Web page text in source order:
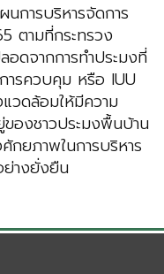
การบริหารจัดการ
ตามที่กระทรวง
ดจากการทำประมงที่
ารควบคุม หรือ IUU
วดล้อมให้มีความ
องชาวประมงพื้นบ้าน
กยภาพในการบริหาร
างยั่งยืน